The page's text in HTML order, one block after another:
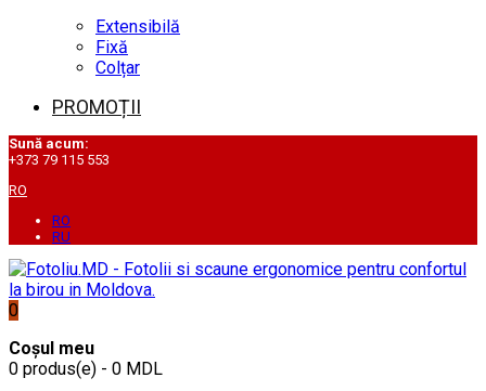
Extensibilă
Fixă
Colțar
PROMOȚII
Sună acum:
+373 79 115 553
RO
RO
RU
0
Coșul meu
0 produs(e) - 0 MDL